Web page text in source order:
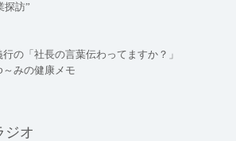
探訪”
の「社長の言葉伝わってますか？」
みの健康メモ
ジオ